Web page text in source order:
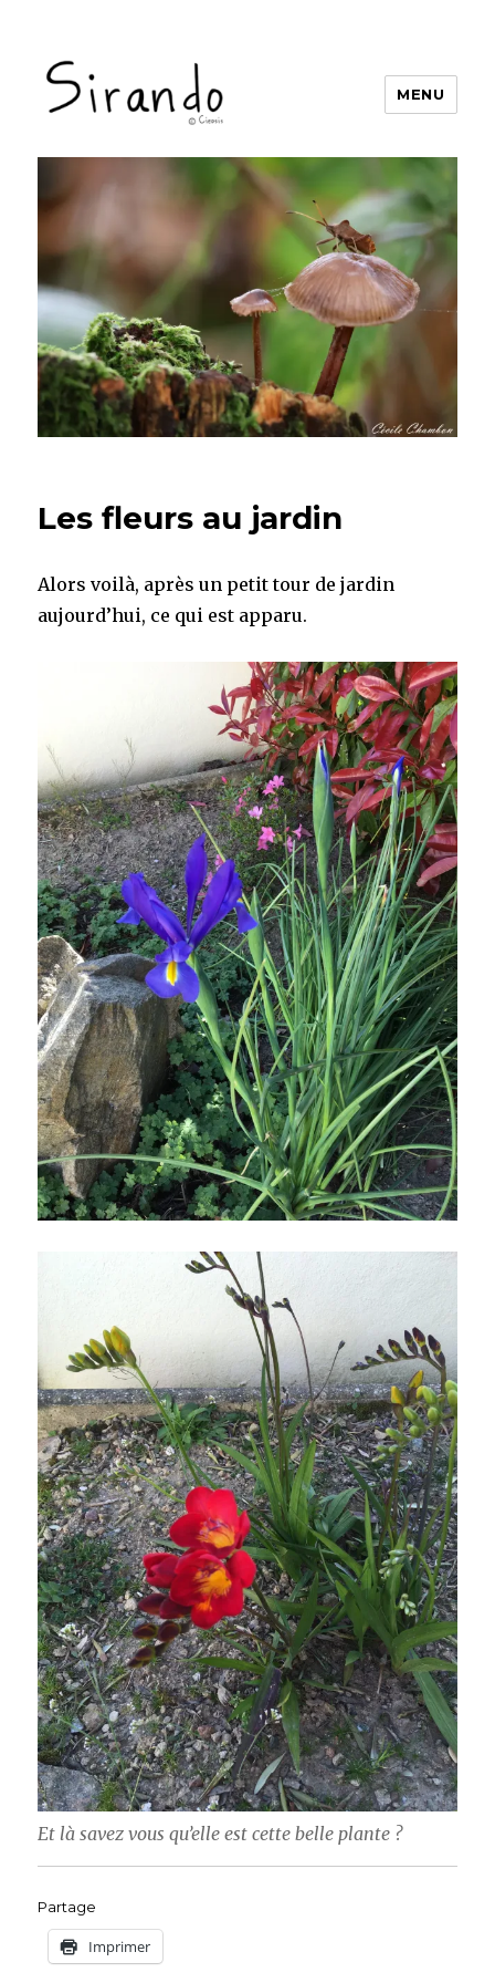
MENU
Les fleurs au jardin
Alors voilà, après un petit tour de jardin
aujourd’hui, ce qui est apparu.
Et là savez vous qu’elle est cette belle plante ?
Partage
Imprimer